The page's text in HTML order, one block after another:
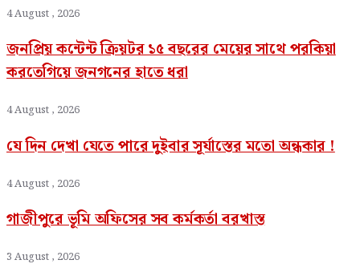
4 August , 2026
জনপ্রিয় কন্টেন্ট ক্রিয়টর ১৫ বছরের মেয়ের সাথে পরকিয়া
করতেগিয়ে জনগনের হাতে ধরা
4 August , 2026
যে দিন দেখা যেতে পারে দুইবার সূর্যাস্তের মতো অন্ধকার !
4 August , 2026
গাজীপুরে ভূমি অফিসের সব কর্মকর্তা বরখাস্ত
3 August , 2026